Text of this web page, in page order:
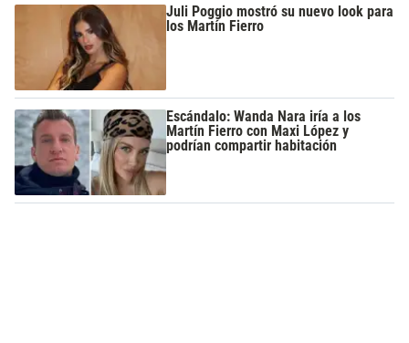
Juli Poggio mostró su nuevo look para
los Martín Fierro
Escándalo: Wanda Nara iría a los
Martín Fierro con Maxi López y
podrían compartir habitación